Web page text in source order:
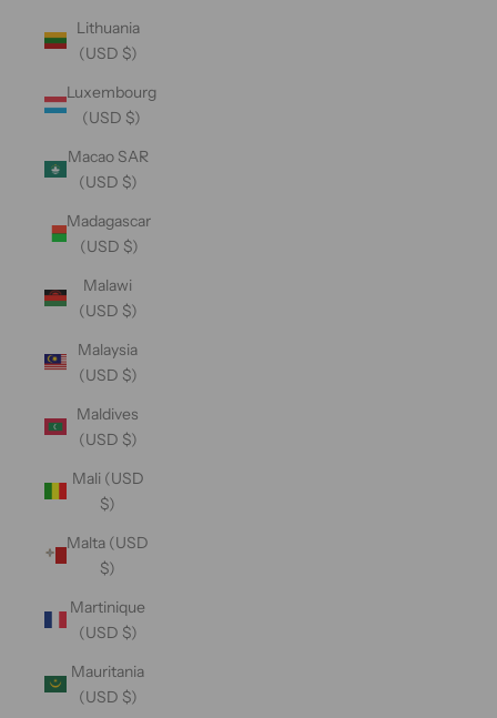
Lithuania
(USD $)
Luxembourg
(USD $)
Macao SAR
(USD $)
Madagascar
(USD $)
Malawi
(USD $)
Malaysia
(USD $)
Maldives
(USD $)
Mali (USD
$)
Malta (USD
$)
Martinique
(USD $)
Mauritania
(USD $)